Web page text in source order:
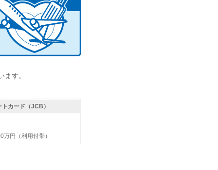
す。
カード（JCB）
万円（利用付帯）